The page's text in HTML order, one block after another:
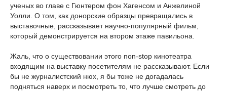
ученых во главе с Гюнтером фон Хагенсом и Анжелиной
Уолли. О том, как донорские образцы превращались в
выставочные, рассказывает научно-популярный фильм,
который демонстрируется на втором этаже павильона.
Жаль, что о существовании этого non-stop кинотеатра
входящим на выставку посетителям не рассказывают. Если
бы не журналистский нюх, я бы тоже не догадалась
подняться наверх и посмотреть то, что лучше смотреть до